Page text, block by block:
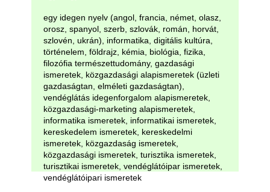
egy idegen nyelv (angol, francia, német, olasz,
orosz, spanyol, szerb, szlovák, román, horvát,
szlovén, ukrán), informatika, digitális kultúra,
történelem, földrajz, kémia, biológia, fizika,
filozófia természettudomány, gazdasági
ismeretek, közgazdasági alapismeretek (üzleti
gazdaságtan, elméleti gazdaságtan),
vendéglátás idegenforgalom alapismeretek,
közgazdasági-marketing alapismeretek,
informatika ismeretek, informatikai ismeretek,
kereskedelem ismeretek, kereskedelmi
ismeretek, közgazdaság ismeretek,
közgazdasági ismeretek, turisztika ismeretek,
turisztikai ismeretek, vendéglátóipar ismeretek,
vendéglátóipari ismeretek